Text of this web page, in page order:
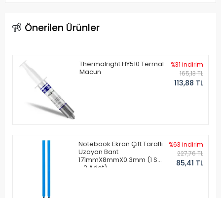
Önerilen Ürünler
Thermalright HY510 Termal
Macun
%31 indirim
165,13 TL
113,88 TL
Notebook Ekran Çift Taraflı
Uzayan Bant
171mmX8mmX0.3mm (1 Set
- 2 Adet)
%63 indirim
227,76 TL
85,41 TL